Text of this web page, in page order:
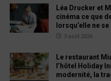
Léa Drucker et
cinéma ce que
lorsqu’elle ne
3 août 2026
Le restaurant
l’hôtel Holiday
modernité, la